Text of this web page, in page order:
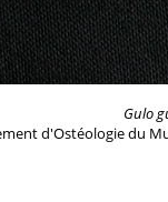
Gulo
d'Ostéologie du